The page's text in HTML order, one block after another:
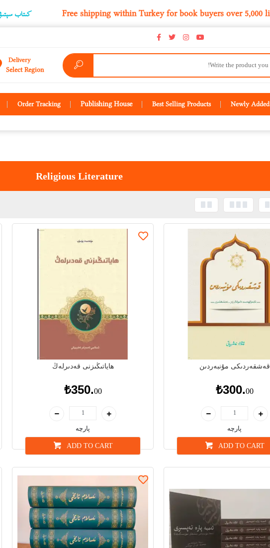
كىتاب سېتىۋېلىشتا مەسىلىگە Free shipping within Turkey for book
Delivery
Select Region
Newly
Best Selling Products
Publishing House
Order Tracking
Religious Literature
قەشقەردىكى مۇنبەردىن
₺300.00
پارچە
ADD TO CART
ھاياتىڭىزنى قەدىرلەڭ
₺350.00
پارچە
ADD TO CART